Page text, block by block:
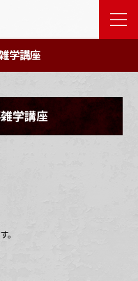
学講座
学講座
。